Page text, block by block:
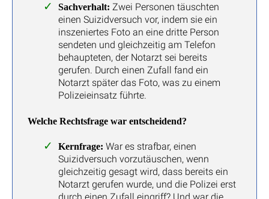
Sachverhalt: Zwei Personen täuschten
einen Suizidversuch vor, indem sie ein
inszeniertes Foto an eine dritte Person
sendeten und gleichzeitig am Telefon
behaupteten, der Notarzt sei bereits
gerufen. Durch einen Zufall fand ein
Notarzt später das Foto, was zu einem
Polizeieinsatz führte.
Welche Rechtsfrage war entscheidend?
Kernfrage: War es strafbar, einen
Suizidversuch vorzutäuschen, wenn
gleichzeitig gesagt wird, dass bereits ein
Notarzt gerufen wurde, und die Polizei erst